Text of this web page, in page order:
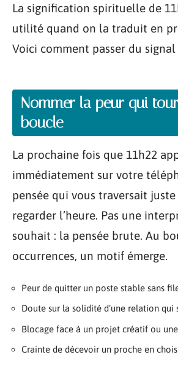
La signification spirituelle de
utilité quand on la traduit en
Voici comment passer du signal
Nommer la peur qui
boucle
La prochaine fois que 11h22
immédiatement sur votre
pensée qui vous traversait
regarder l’heure. Pas une
souhait : la pensée brute. Au
occurrences, un motif émerge.
Peur de quitter un poste stable sans
Doute sur la solidité d’une relation qui
Blocage face à un projet créatif ou
Crainte de décevoir un proche en